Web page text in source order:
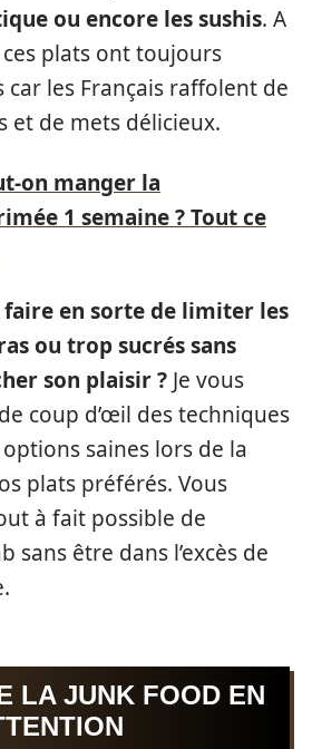
ou encore les sushis. A
plats ont toujours
car les Français raffolent de
et de mets délicieux.
on manger la
1 semaine ? Tout ce
en sorte de limiter les
ou trop sucrés sans
son plaisir ? Je vous
coup d’œil des techniques
saines lors de la
plats préférés. Vous
à fait possible de
sans être dans l’excès de
LA JUNK FOOD EN